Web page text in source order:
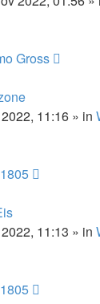
Gross
11:16 » in
11:13 » in